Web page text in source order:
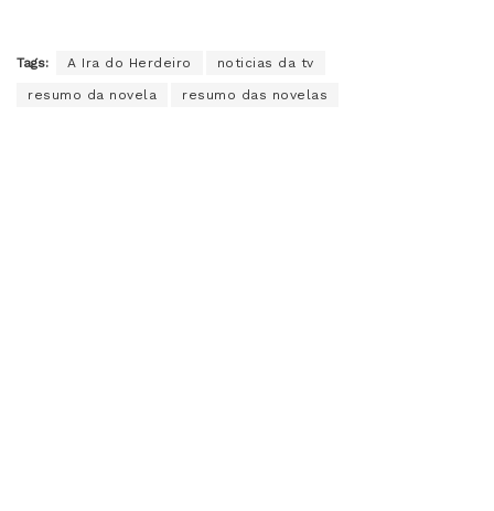
Tags: A Ira do Herdeiro noticias da tv
resumo da novela resumo das novelas